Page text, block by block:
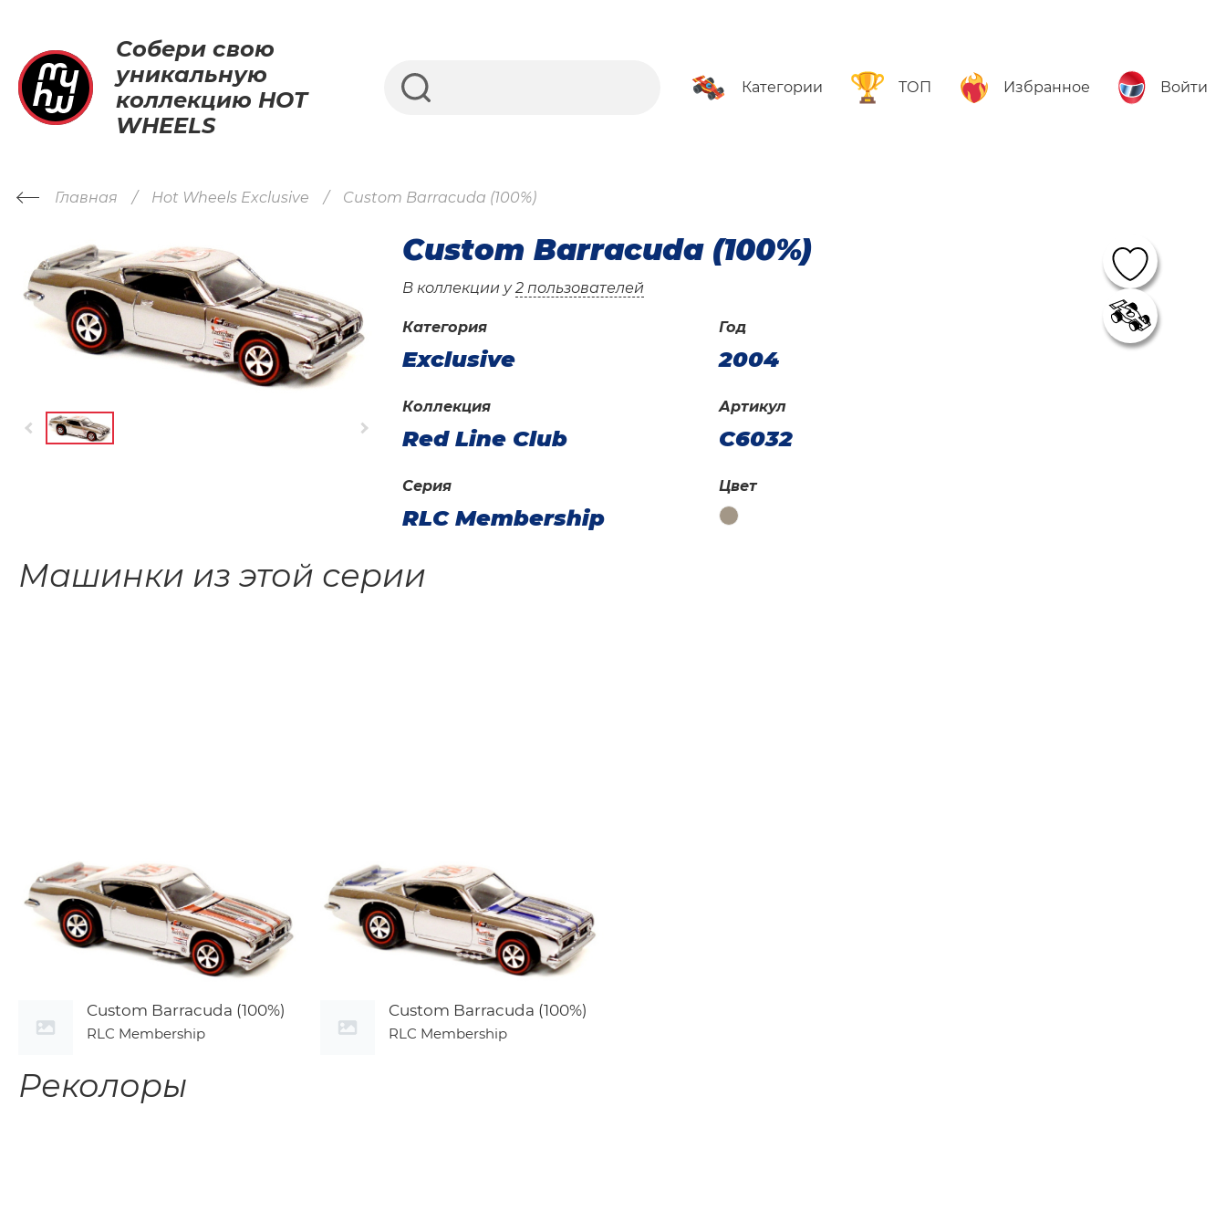
Собери свою
уникальную
коллекцию HOT
WHEELS
Категории ТОП Избранное Войти
Главная Hot Wheels Exclusive Custom Barracuda (100%)
Custom Barracuda (100%)
В коллекции у2 пользователей
Категория
Exclusive
Год
2004
Коллекция
Red Line Club
Артикул
C6032
Серия
RLC Membership
Цвет
Машинки из этой серии
Custom Barracuda (100%)
RLC Membership
Custom Barracuda (100%)
RLC Membership
Реколоры